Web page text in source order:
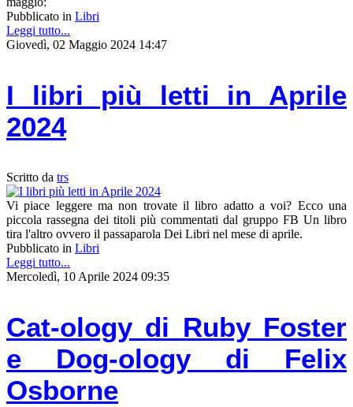
Pubblicato in Libri
Leggi tutto...
Giovedì, 02 Maggio 2024 14:47
I libri più letti in Aprile
2024
Scritto da trs
Vi piace leggere ma non trovate il libro adatto a voi? Ecco una
piccola rassegna dei titoli più commentati dal gruppo FB Un libro
tira l'altro ovvero il passaparola Dei Libri nel mese di aprile.
Pubblicato in Libri
Leggi tutto...
Mercoledì, 10 Aprile 2024 09:35
Cat-ology di Ruby Foster
e Dog-ology di Felix
Osborne